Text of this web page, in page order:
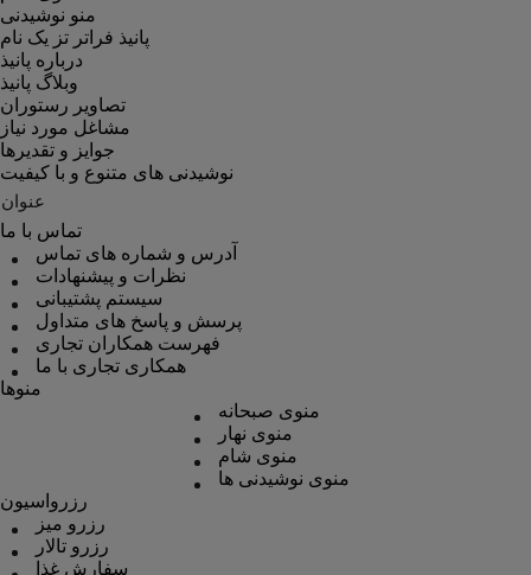
منو نوشیدنی
پانیذ فراتر تز یک نام
درباره پانیذ
وبلاگ پانیذ
تصاویر رستوران
مشاغل مورد نیاز
جوایز و تقدیرها
نوشیدنی های متنوع و با کیفیت
عنوان
تماس با ما
آدرس و شماره های تماس
نظرات و پیشنهادات
سیستم پشتیبانی
پرسش و پاسخ های متداول
فهرست همکاران تجاری
همکاری تجاری با ما
منوها
منوی صبحانه
منوی نهار
منوی شام
منوی نوشیدنی ها
رزرواسیون
رزرو میز
رزرو تالار
سفارش غذا